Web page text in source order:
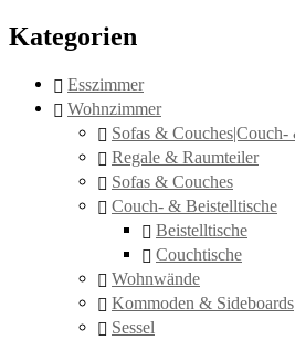
Kategorien
Esszimmer
Wohnzimmer
Sofas &
Regale & Raumteiler
Sofas & Couches
Couch- & Beistelltische
Beistelltische
Couchtische
Wohnwände
Kommoden & Sideboards
Sessel